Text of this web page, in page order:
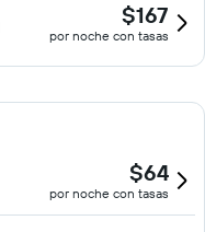
$167
por noche con tasas
$64
por noche con tasas